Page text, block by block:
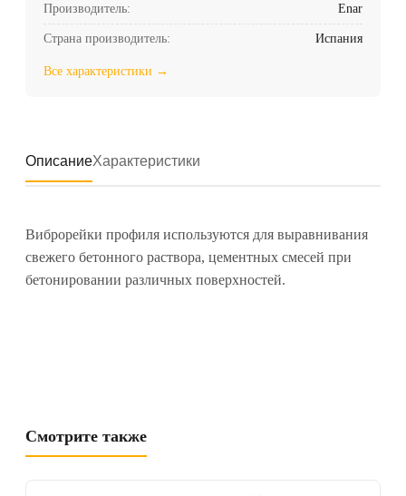
Производитель: Enar
Страна производитель: Испания
Все характеристики →
ОписаниеХарактеристики
Виброрейки профиля используются для выравнивания
свежего бетонного раствора, цементных смесей при
бетонировании различных поверхностей.
Смотрите также